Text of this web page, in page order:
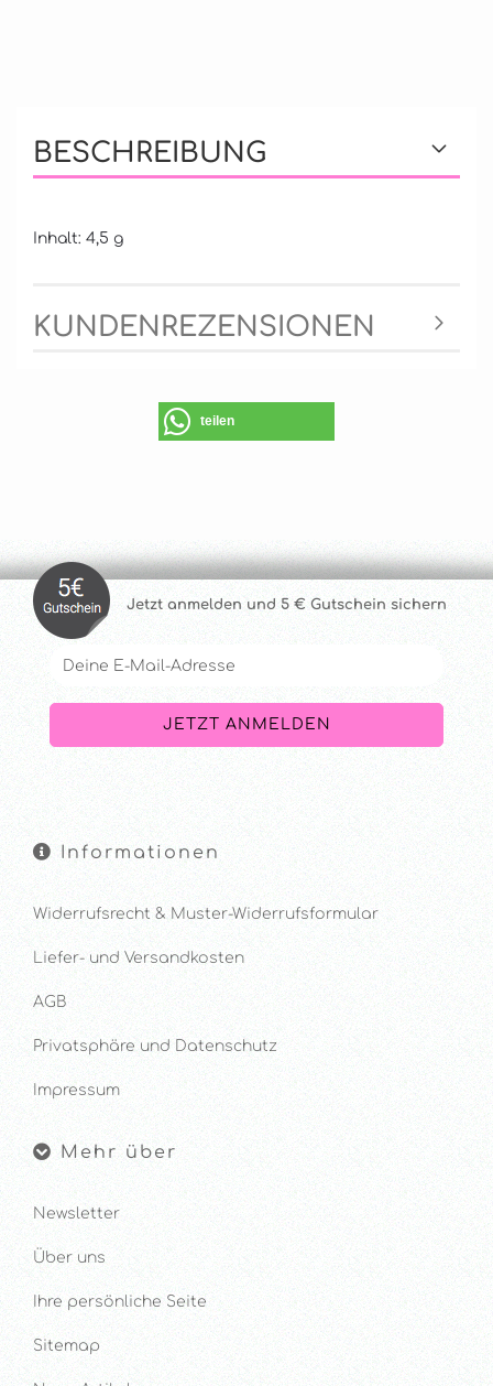
BESCHREIBUNG
Inhalt: 4,5 g
KUNDENREZENSIONEN
teilen
Jetzt anmelden und 5 € Gutschein sichern
Informationen
Widerrufsrecht & Muster-Widerrufsformular
Liefer- und Versandkosten
AGB
Privatsphäre und Datenschutz
Impressum
Mehr über
Newsletter
Über uns
Ihre persönliche Seite
Sitemap